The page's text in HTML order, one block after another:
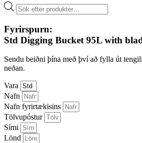
Products
search
Fyrirspurn:
Std Digging Bucket 95L with
Sendu beiðni þína með því að fylla út
neðan.
Vara
Nafn
Nafn fyrirtækisins
Tölvupóstur
Sími
Lönd